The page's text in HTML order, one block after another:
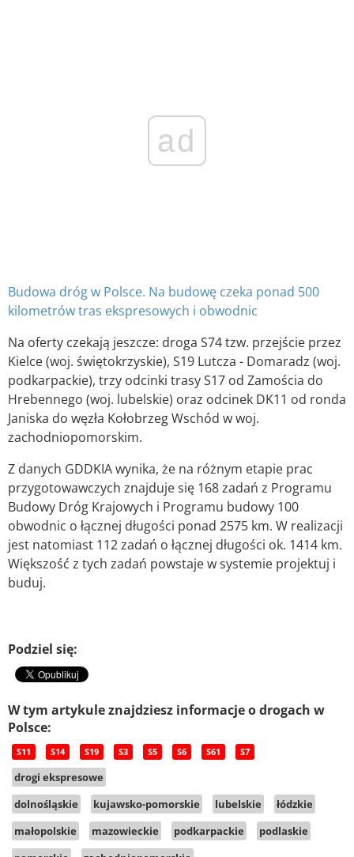
ad
Budowa dróg w Polsce. Na budowę czeka ponad 500
kilometrów tras ekspresowych i obwodnic
Na oferty czekają jeszcze: droga S74 tzw. przejście przez
Kielce (woj. świętokrzyskie), S19 Lutcza - Domaradz (woj.
podkarpackie), trzy odcinki trasy S17 od Zamościa do
Hrebennego (woj. lubelskie) oraz odcinek DK11 od ronda
Janiska do węzła Kołobrzeg Wschód w woj.
zachodniopomorskim.
Z danych GDDKIA wynika, że na różnym etapie prac
przygotowawczych znajduje się 168 zadań z Programu
Budowy Dróg Krajowych i Programu budowy 100
obwodnic o łącznej długości ponad 2575 km. W realizacji
jest natomiast 112 zadań o łącznej długości ok. 1414 km.
Większość z tych zadań powstaje w systemie projektuj i
buduj.
Podziel się:
W tym artykule znajdziesz informacje o drogach w
Polsce:
S11 S14 S19 S3 S5 S6 S61 S7
drogi ekspresowe
dolnośląskie
kujawsko-pomorskie lubelskie
łódzkie
małopolskie
mazowieckie podkarpackie
podlaskie